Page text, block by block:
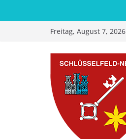
Freitag, August 7, 2026